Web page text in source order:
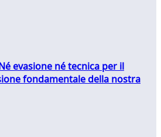
evasione né tecnica per il
fondamentale della nostra